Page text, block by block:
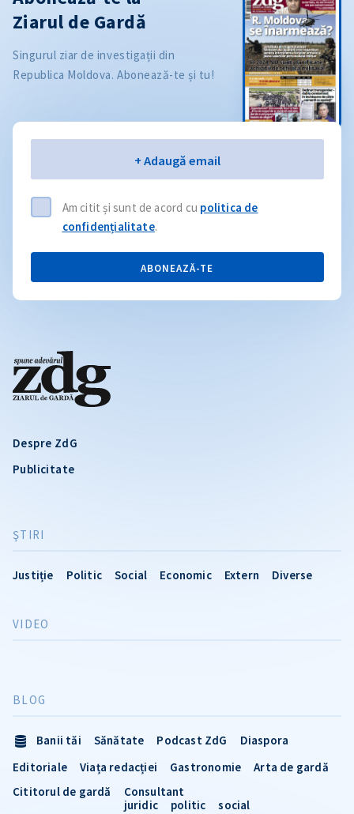
Despre ZdG
Publicitate
ŞTIRI
Justiție Politic Social Economic Extern Diverse
VIDEO
BLOG
Banii tăi Sănătate Podcast ZdG
Diaspora
Editoriale
Viața redacției Gastronomie
Arta de gardă
Cititorul de gardă
Consultant
juridic
politic social
Ziarul de Gardă
Singurul ziar de investigații din
Republica Moldova. Abonează-te și tu!
+ Adaugă email
Am citit și sunt de acord cu politica de
confidențialitate.
ABONEAZĂ-TE